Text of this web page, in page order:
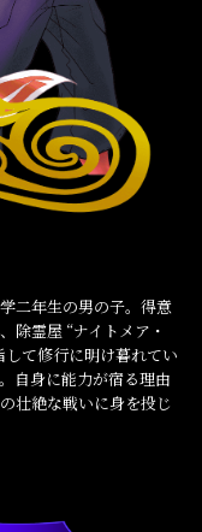
二年生の男の子。得意
除霊屋 “ナイトメア・
て修行に明け暮れてい
自身に能力が宿る理由
壮絶な戦いに身を投じ